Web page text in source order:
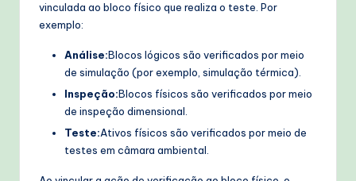
vinculada ao bloco físico que realiza o teste. Por
exemplo:
Análise:Blocos lógicos são verificados por meio
de simulação (por exemplo, simulação térmica).
Inspeção:Blocos físicos são verificados por meio
de inspeção dimensional.
Teste:Ativos físicos são verificados por meio de
testes em câmara ambiental.